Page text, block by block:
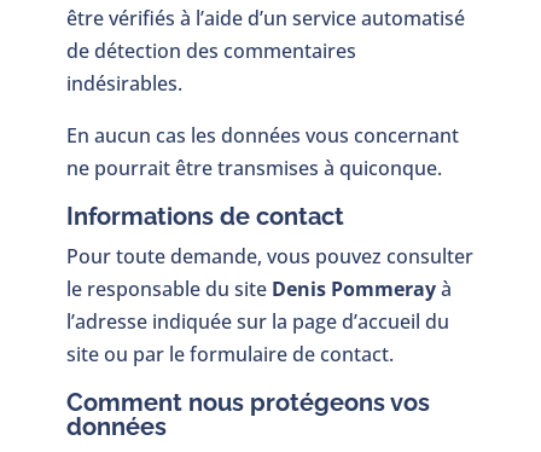
être vérifiés à l’aide d’un service automatisé
de détection des commentaires
indésirables.
En aucun cas les données vous concernant
ne pourrait être transmises à quiconque.
Informations de contact
Pour toute demande, vous pouvez consulter
le responsable du site Denis Pommerayà
l’adresse indiquée sur la page d’accueil du
site ou par le formulaire de contact.
Comment nous protégeons vos
données